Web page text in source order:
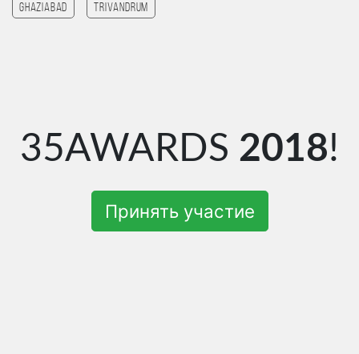
ghaziabad Trivandrum
35AWARDS 2018!
Принять участие